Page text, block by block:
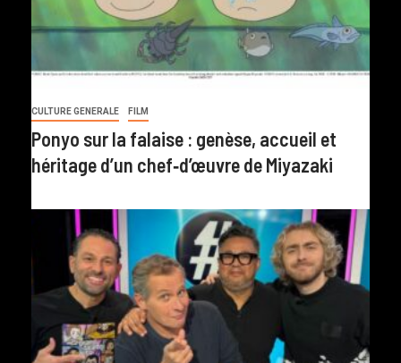
CULTURE GENERALE FILM
Ponyo sur la falaise : genèse, accueil et
héritage d’un chef‑d’œuvre de Miyazaki